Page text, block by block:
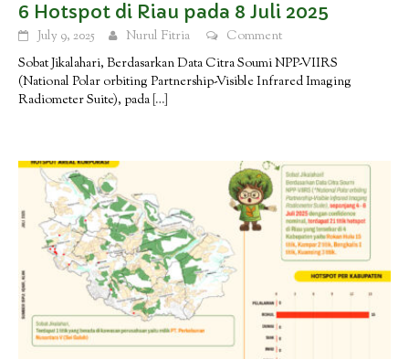
6 Hotspot di Riau pada 8 Juli 2025
July 9, 2025 Nurul Fitria
Comment
Sobat Jikalahari, Berdasarkan Data Citra Soumi NPP-VIIRS
(National Polar orbiting Partnership-Visible Infrared Imaging
Radiometer Suite), pada […]